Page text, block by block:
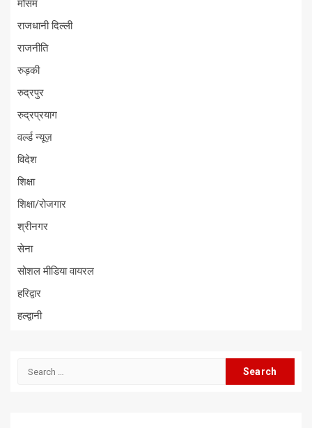
मौसम
राजधानी दिल्ली
राजनीति
रुड़की
रुद्रपुर
रुद्रप्रयाग
वर्ल्ड न्यूज़
विदेश
शिक्षा
शिक्षा/रोजगार
श्रीनगर
सेना
सोशल मीडिया वायरल
हरिद्वार
हल्द्वानी
Search